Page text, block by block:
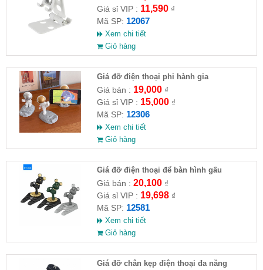
Giá sỉ VIP : 11,590₫
Mã SP: 12067
Xem chi tiết
Giỏ hàng
Giá đỡ điện thoại phi hành gia
Giá bán : 19,000₫
Giá sỉ VIP : 15,000₫
Mã SP: 12306
Xem chi tiết
Giỏ hàng
Giá đỡ điện thoại để bàn hình gấu
Giá bán : 20,100₫
Giá sỉ VIP : 19,698₫
Mã SP: 12581
Xem chi tiết
Giỏ hàng
Giá đỡ chân kẹp điện thoại đa năng